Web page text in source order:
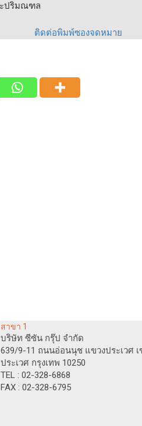
ะปริมณฑล
ติดต่อพิมพ์ซองจดหมาย
สาขา 1
บริษัท ซีซัน กรุ๊ป จำกัด
639/9-11 ถนนอ่อนนุช แขวงประเวศ เ
ประเวศ กรุงเทพ 10250
TEL : 02-328-6868
FAX : 02-328-6795